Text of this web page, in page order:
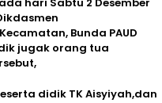
hari Sabtu 2 Desember
Bunda PAUD
jugak orang tua
didik TK Aisyiyah,dan